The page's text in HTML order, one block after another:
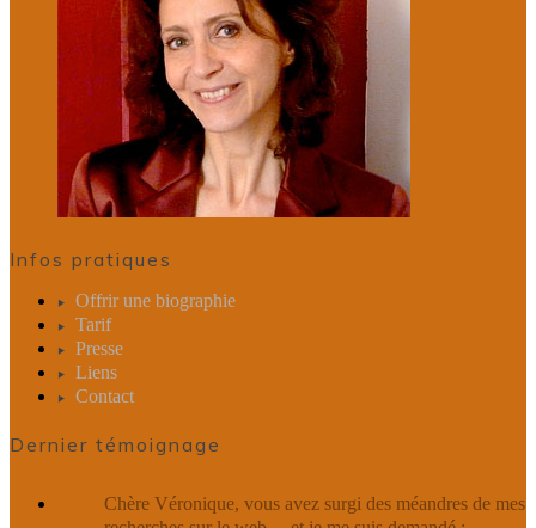
Infos pratiques
Offrir une biographie
Tarif
Presse
Liens
Contact
Dernier témoignage
Chère Véronique, vous avez surgi des méandres de mes